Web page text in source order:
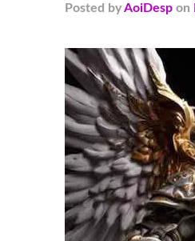
Posted byAoiDesp on